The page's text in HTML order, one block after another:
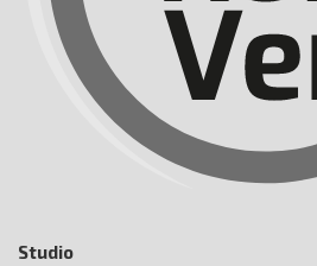
Studio